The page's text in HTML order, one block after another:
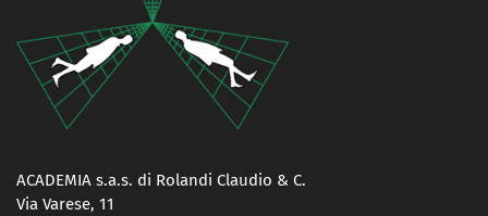
ACADEMIA s.a.s. di Rolandi Claudio & C.
Via Varese, 11